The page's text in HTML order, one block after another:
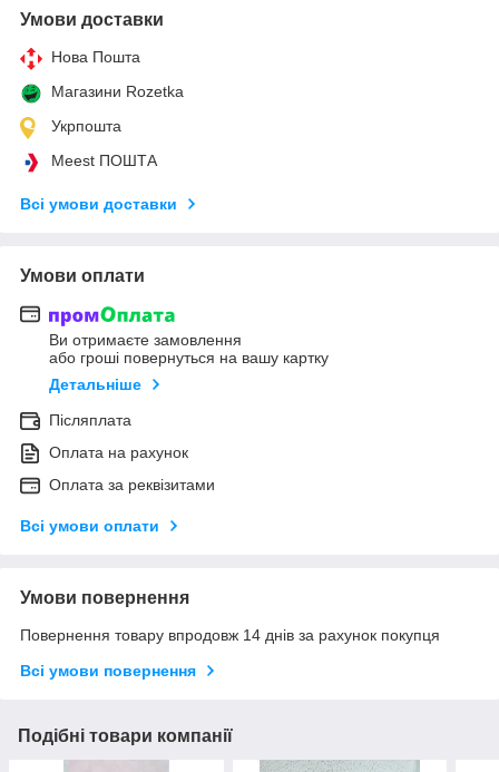
Умови доставки
Нова Пошта
Магазини Rozetka
Укрпошта
Meest ПОШТА
Всі умови доставки
Умови оплати
Ви отримаєте замовлення
або гроші повернуться на вашу картку
Детальніше
Післяплата
Оплата на рахунок
Оплата за реквізитами
Всі умови оплати
Умови повернення
Повернення товару впродовж 14 днів за рахунок покупця
Всі умови повернення
Подібні товари компанії